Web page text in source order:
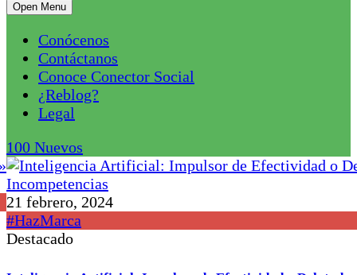
Open Menu
Conócenos
Contáctanos
Conoce Conector Social
¿Reblog?
Legal
100 Nuevos
21 febrero, 2024
#HazMarca
Destacado